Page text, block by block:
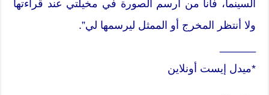
السينما، فأنا من أرسم الصورة في مخيلتي عند قراءتها
ولا أنتظر المخرج أو الممثل ليرسمها لي”.
*ميدل إيست أونلاين